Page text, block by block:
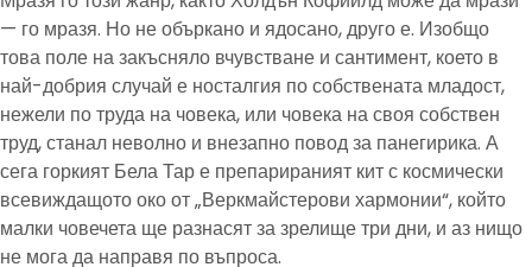
— го мразя. Но не объркано и ядосано, друго е. Изобщо
това поле на закъсняло вчувстване и сантимент, което в
най-добрия случай е носталгия по собствената младост,
нежели по труда на човека, или човека на своя собствен
труд, станал неволно и внезапно повод за панегирика. А
сега горкият Бела Тар е препарираният кит с космически
всевиждащото око от „Веркмайстерови хармонии“, който
малки човечета ще разнасят за зрелище три дни, и аз нищо
не мога да направя по въпроса.